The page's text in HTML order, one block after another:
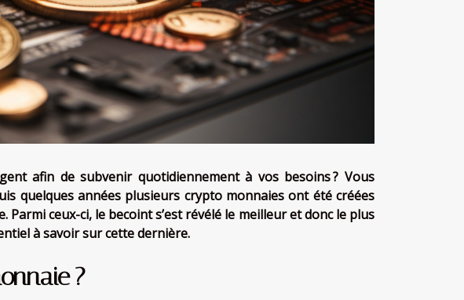
afin de subvenir quotidiennement à vos besoins ? Vous
quelques années plusieurs crypto monnaies ont été créées
ceux-ci, le becoint s’est révélé le meilleur et donc le plus
à savoir sur cette dernière.
?